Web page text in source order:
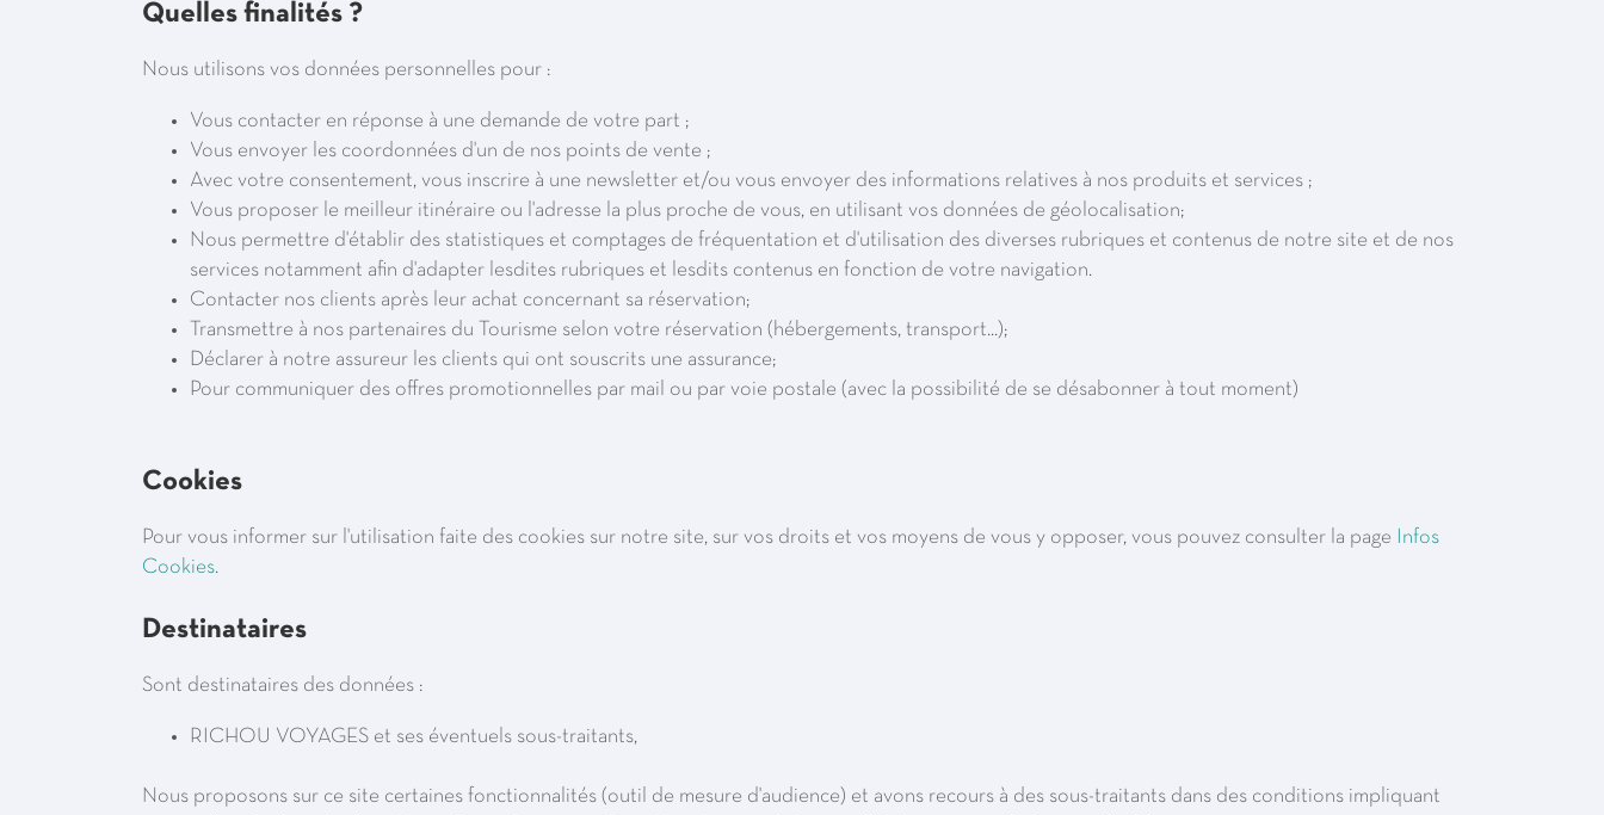
Quelles finalités ?
Nous utilisons vos données personnelles pour :
Vous contacter en réponse à une demande de votre part ;
Vous envoyer les coordonnées d'un de nos points de vente ;
Avec votre consentement, vous inscrire à une newsletter et/ou vous envoyer des informations relatives à nos produits et services ;
Vous proposer le meilleur itinéraire ou l'adresse la plus proche de vous, en utilisant vos données de géolocalisation;
Nous permettre d'établir des statistiques et comptages de fréquentation et d'utilisation des diverses rubriques et contenus de notre site et de nos
services notamment afin d'adapter lesdites rubriques et lesdits contenus en fonction de votre navigation.
Contacter nos clients après leur achat concernant sa réservation;
Transmettre à nos partenaires du Tourisme selon votre réservation (hébergements, transport...);
Déclarer à notre assureur les clients qui ont souscrits une assurance;
Pour communiquer des offres promotionnelles par mail ou par voie postale (avec la possibilité de se désabonner à tout moment)
Cookies
Pour vous informer sur l'utilisation faite des cookies sur notre site, sur vos droits et vos moyens de vous y opposer, vous pouvez consulter la page
Infos
Cookies.
Destinataires
Sont destinataires des données :
RICHOU VOYAGES et ses éventuels sous-traitants,
Nous proposons sur ce site certaines fonctionnalités (outil de mesure d'audience) et avons recours à des sous-traitants dans des conditions impliquant